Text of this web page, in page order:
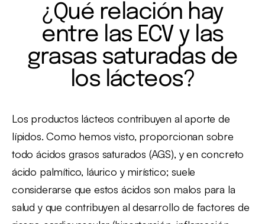
¿Qué relación hay
entre las ECV y las
grasas saturadas de
los lácteos?
Los productos lácteos contribuyen al aporte de
lípidos. Como hemos visto, proporcionan sobre
todo ácidos grasos saturados (AGS), y en concreto
ácido palmítico, láurico y mirístico; suele
considerarse que estos ácidos son malos para la
salud y que contribuyen al desarrollo de factores de